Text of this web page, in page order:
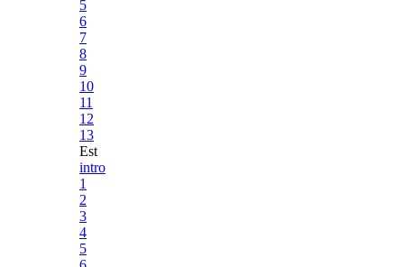
5
6
7
8
9
10
11
12
13
Est
intro
1
2
3
4
5